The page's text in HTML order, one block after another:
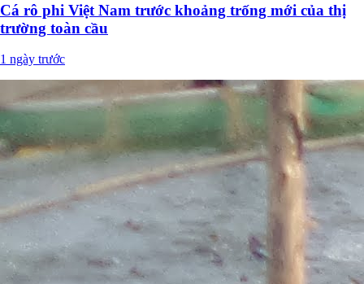
Cá rô phi Việt Nam trước khoảng trống mới của thị
trường toàn cầu
1 ngày trước